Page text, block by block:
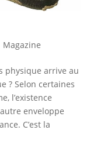
Magazine
physique arrive au
? Selon certaines
l’existence
enveloppe
C’est la